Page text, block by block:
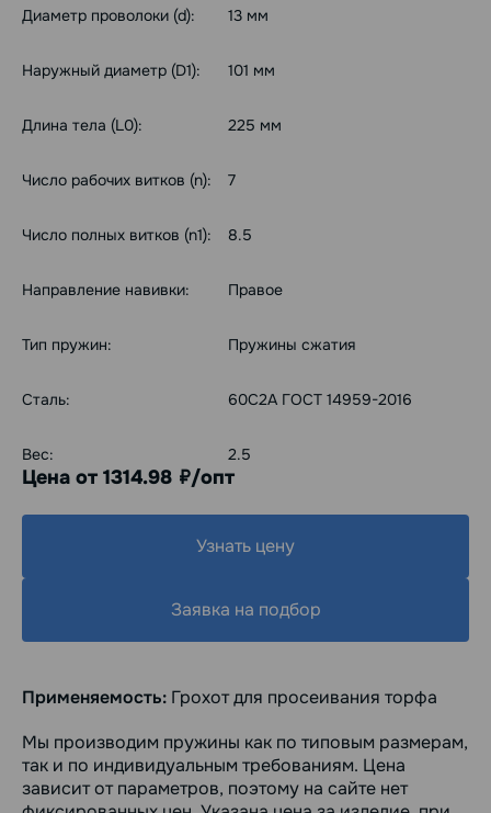
Диаметр проволоки (d): 13 мм
Наружный диаметр (D1): 101 мм
Длина тела (L0): 225 мм
Число рабочих витков (n): 7
Число полных витков (n1): 8.5
Направление навивки: Правое
Тип пружин: Пружины сжатия
Сталь: 60С2А ГОСТ 14959-2016
Вес: 2.5
Цена от 1314.98 руб./опт
Узнать цену
Заявка на подбор
Применяемость: Грохот для просеивания торфа
Мы производим пружины как по типовым размерам,
так и по индивидуальным требованиям. Цена
зависит от параметров, поэтому на сайте нет